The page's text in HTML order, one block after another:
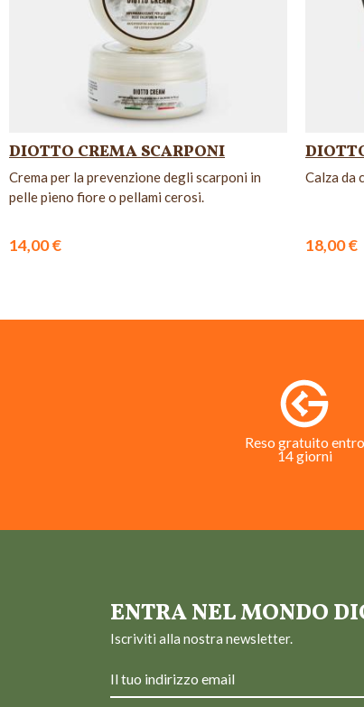
DIOTTO CREMA SCARPONI
Crema per la prevenzione degli scarponi in
pelle pieno fiore o pellami cerosi.
14,00 €
Calza da
18,00 €
Reso gratuito entro
14 giorni
ENTRA NEL MONDO
Iscriviti alla nostra newsletter.